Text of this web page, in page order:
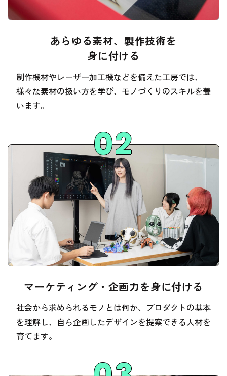
あらゆる素材、製作技術を
身に付ける
制作機材やレーザー加工機などを備えた工房では、
様々な素材の扱い方を学び、モノづくりのスキルを養
います。
マーケティング・企画力を身に付ける
社会から求められるモノとは何か、プロダクトの基本
を理解し、自ら企画したデザインを提案できる人材を
育てます。